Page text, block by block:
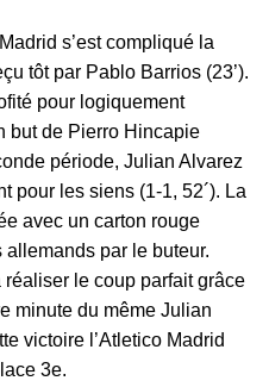
s’est compliqué la
tôt par Pablo Barrios (23’).
pour logiquement
but de Pierro Hincapie
période, Julian Alvarez
pour les siens (1-1, 52´). La
avec un carton rouge
par le buteur.
le coup parfait grâce
minute du même Julian
victoire l’Atletico Madrid
3e.